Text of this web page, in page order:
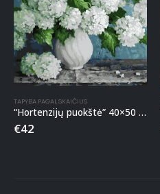
TAPYBA PAGAL SKAIČIUS
“Hortenzijų puokštė” 40×50 tapyba pagal skaičius
€42